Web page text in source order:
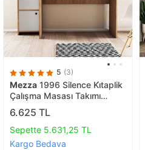
5 (3)
Mezza 1996 Silence Ki̇taplik
Çalışma Masası Takımı
Sepet Beyaz
6.625 TL
Sepette 5.631,25 TL
Kargo Bedava